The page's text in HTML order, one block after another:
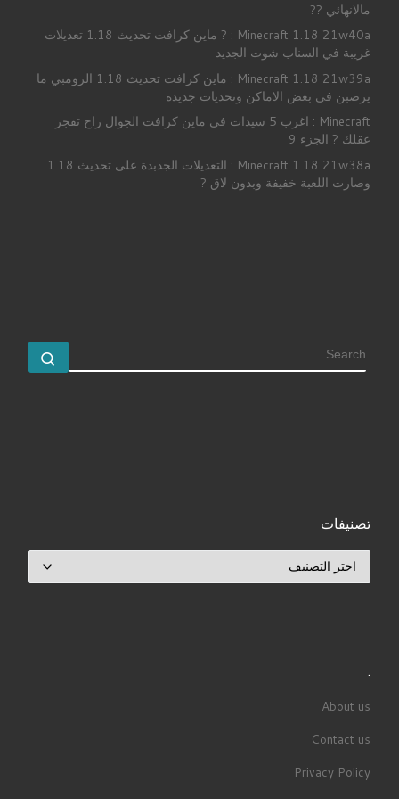
مالانهائي ??
Minecraft 1.18 21w40a : ? ماين كرافت تحديث 1.18 تعديلات
غريبة في السناب شوت الجديد
Minecraft 1.18 21w39a : ماين كرافت تحديث 1.18 الزومبي ما
يرصبن في بعض الاماكن وتحديات جديدة
Minecraft : اغرب 5 سيدات في ماين كرافت الجوال راح تفجر
عقلك ? الجزء 9
Minecraft 1.18 21w38a : التعديلات الجدبدة على تحديث 1.18
وصارت اللعبة خفيفة وبدون لاق ?
SEARCH
تصنيفات
.
About us
Contact us
Privacy Policy